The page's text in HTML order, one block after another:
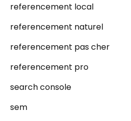
referencement local
referencement naturel
referencement pas cher
referencement pro
search console
sem